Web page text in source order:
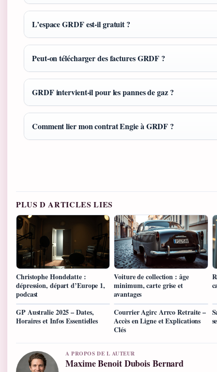
L’espace GRDF est-il gratuit ?
Peut-on télécharger des factures GRDF ?
GRDF intervient-il pour les pannes de gaz ?
Comment lier mon contrat Engie à GRDF ?
PLUS D ARTICLES LIES
Christophe Hondelatte :
dépression, départ d’Europe 1,
podcast
Voiture de collection : âge
minimum, carte grise et
avantages
GP Australie 2025 – Dates,
Horaires et Infos Essentielles
Courrier Agirc Arrco Retraite –
Accès en Ligne et Explications
Clés
A PROPOS DE L AUTEUR
Maxime Benoit Dubois Bernard